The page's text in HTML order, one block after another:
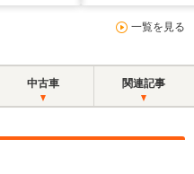
使用車
両側パワースライ
LEDヘッドランプ
一覧を見る
中古車 関連記事